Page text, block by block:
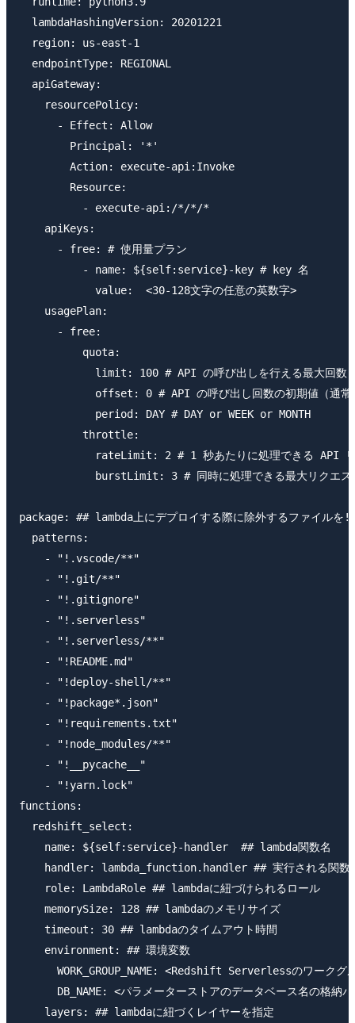
  lambdaHashingVersion: 20201221
  region: us-east-1
  endpointType: REGIONAL
  apiGateway:
    resourcePolicy:
      - Effect: Allow
        Principal: '*'
        Action: execute-api:Invoke
        Resource:
          - execute-api:/*/*/*
    apiKeys:
      - free: # 使用量プラン
          - name: ${self:service}-key # key 名
            value:  <30-128文字の任意の英数字>
    usagePlan:
      - free:
          quota:
            limit: 100 # API の呼び出しを行える最大回数
offset: 0 # API の呼び出し回数の初期値（通常
            period: DAY # DAY or WEEK or MONTH
          throttle:
rateLimit: 2 # 1 秒あたりに処理できる API
burstLimit: 3 # 同時に処理できる最大リクエス
package: ## lambda上にデプロイする際に除外するファイルを!
  patterns:
    - "!.vscode/**"
    - "!.git/**"
    - "!.gitignore"
    - "!.serverless"
    - "!.serverless/**"
    - "!README.md"
    - "!deploy-shell/**"
    - "!package*.json"
    - "!requirements.txt"
    - "!node_modules/**"
    - "!__pycache__"
    - "!yarn.lock"
functions:
  redshift_select:
    name: ${self:service}-handler  ## lambda関数名
handler: lambda_function.handler ## 実行される関数
    role: LambdaRole ## lambdaに紐づけられるロール
    memorySize: 128 ## lambdaのメモリサイズ
    timeout: 30 ## lambdaのタイムアウト時間
    environment: ## 環境変数
WORK_GROUP_NAME: <Redshift Serverlessのワークグ
DB_NAME: <パラメーターストアのデータベース名の格納
    layers: ## lambdaに紐づくレイヤーを指定